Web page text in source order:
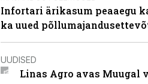
Infortari ärikasum peaaegu
ka uued
UUDISED
Linas Agro avas Muugal